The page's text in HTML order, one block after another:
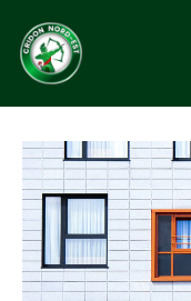
✕
INTERROGEZ-
NOUS